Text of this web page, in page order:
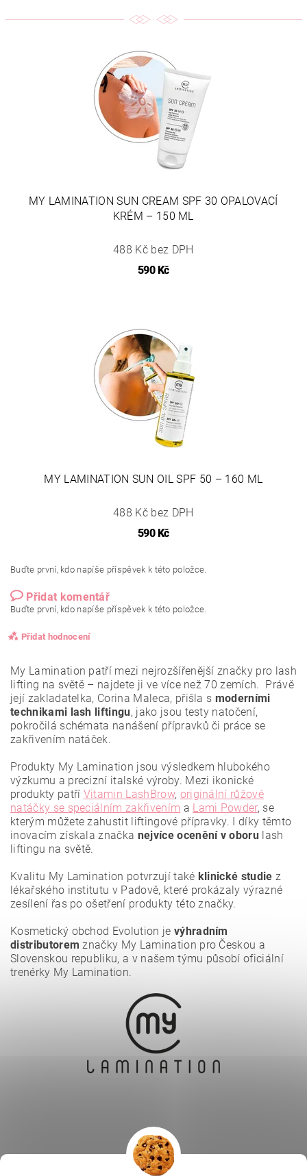
MY LAMINATION SUN CREAM SPF 30 OPALOVACÍ
KRÉM – 150 ML
488 Kč bez DPH
590 Kč
MY LAMINATION SUN OIL SPF 50 – 160 ML
488 Kč bez DPH
590 Kč
Buďte první, kdo napíše příspěvek k této položce.
Přidat komentář
Buďte první, kdo napíše příspěvek k této položce.
Přidat hodnocení
Vložením hodnocení souhlasíte se
osobních údajů
My Lamination patří mezi nejrozšířenější značky pro lash
lifting na světě – najdete ji ve více než 70 zemích. Právě
její zakladatelka, Corina Maleca, přišla s moderními
technikami lash liftingu, jako jsou testy natočení,
pokročilá schémata nanášení přípravků či práce se
zakřivením natáček.
Produkty My Lamination jsou výsledkem hlubokého
výzkumu a precizní italské výroby. Mezi ikonické
produkty patří Vitamin LashBrow, originální růžové
natáčky se speciálním zakřivením a Lami Powder, se
kterým můžete zahustit liftingové přípravky. I díky těmto
inovacím získala značka nejvíce ocenění v oboru lash
liftingu na světě.
Kvalitu My Lamination potvrzují také klinické studie z
lékařského institutu v Padově, které prokázaly výrazné
zesílení řas po ošetření produkty této značky.
Kosmetický obchod Evolution je výhradním
distributorem značky My Lamination pro Českou a
Slovenskou republiku, a v našem týmu působí oficiální
trenérky My Lamination.